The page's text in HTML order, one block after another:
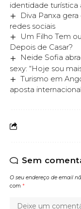
identidade turística
Diva Panxa
redes sociais
Um Filho Tem
Depois de Casar?
Neide Sofia
sexy: “Hoje sou
Turismo em
aposta internacional
Sem
O seu endereço de email
com *